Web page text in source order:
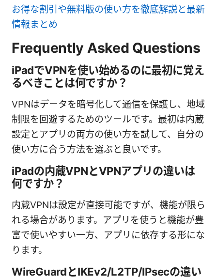
お得な割引や無料版の使い方を徹底解説と最新
情報まとめ
Frequently Asked Questions
iPadでVPNを使い始めるのに最初に覚え
るべきことは何ですか？
VPNはデータを暗号化して通信を保護し、地域
制限を回避するためのツールです。最初は内蔵
設定とアプリの両方の使い方を試して、自分の
使い方に合う方法を選ぶと良いです。
iPadの内蔵VPNとVPNアプリの違いは
何ですか？
内蔵VPNは設定が直接可能ですが、機能が限ら
れる場合があります。アプリを使うと機能が豊
富で使いやすい一方、アプリに依存する形にな
ります。
WireGuardとIKEv2/L2TP/IPsecの違い